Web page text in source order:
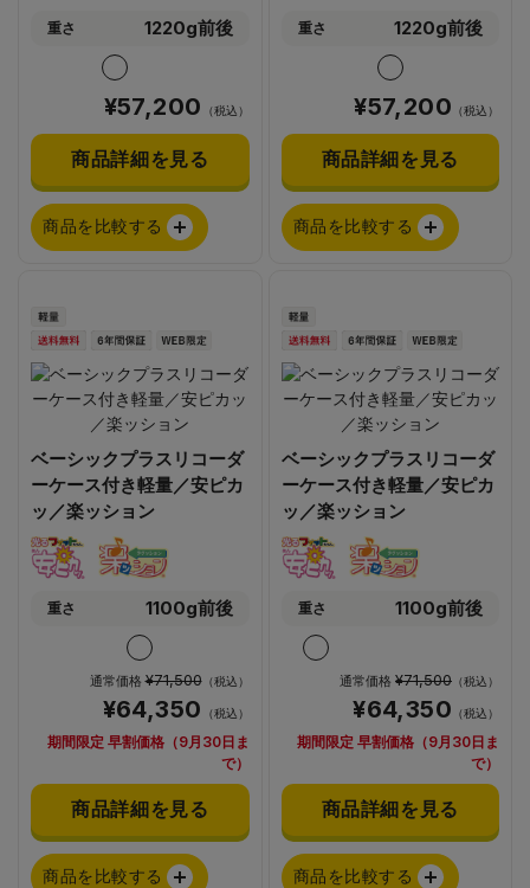
重さ 1220g前後
¥57,200 （税込）
商品詳細を見る
商品を比較する
重さ 1220g前後
¥57,200 （税込）
商品詳細を見る
商品を比較する
ベーシックプラスリコーダ
ーケース付き軽量／安ピカ
ッ／楽ッション
重さ 1100g前後
通常価格¥71,500（税込）
¥64,350 （税込）
期間限定 早割価格（9月30日ま
で）
商品詳細を見る
商品を比較する
ベーシックプラスリコーダ
ーケース付き軽量／安ピカ
ッ／楽ッション
重さ 1100g前後
通常価格 ¥71,500 （税込）
¥64,350 （税込）
期間限定 早割価格（9月30日ま
で）
商品詳細を見る
商品を比較する